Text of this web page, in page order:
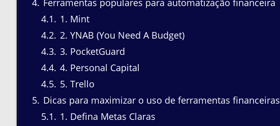
4.1
1. Mint
4.2 2. YNAB (You Need A Budget)
4.3 3. PocketGuard
4.4 4. Personal Capital
4.5 5. Trello
5 Dicas para maximizar o uso de ferramentas financeiras
5.1
1. Defina Metas Claras